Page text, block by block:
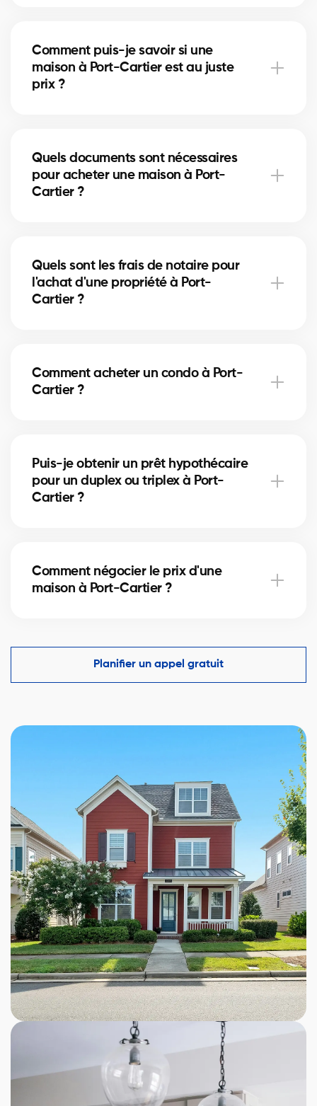
immeuble locatif. Nos courtiers vous aident à trouver
la propriété qui correspond à vos objectifs et à votre
budget.
Comment puis-je savoir si une
maison à Port-Cartier est au juste
prix ?
pour vous donner une estimation précise et vous
éviter de surpayer.
Quels documents sont nécessaires
pour acheter une maison à Port-
Cartier ?
pièce d'identité et d'une lettre de préapprobation.
Nos experts vous accompagnent dans chaque
étape.
Quels sont les frais de notaire pour
l'achat d'une propriété à Port-
Cartier ?
vérification des titres et l’inscription hypothécaire.
Nos courtiers peuvent vous aider à estimer ces
Comment acheter un condo à Port-
Cartier ?
gestion de la copropriété. Nos courtiers vous guident
pour éviter les mauvaises surprises.
Puis-je obtenir un prêt hypothécaire
pour un duplex ou triplex à Port-
Cartier ?
locatifs. Ils vous aident à financer votre projet
immobilier et optimiser votre mise de fonds.
Comment négocier le prix d'une
maison à Port-Cartier ?
comparables du marché à Port-Cartier et vous aide
à faire une offre compétitive tout en protégeant vos
intérêts.
Planifier un appel gratuit